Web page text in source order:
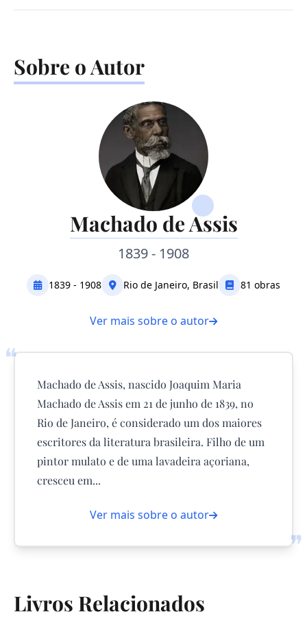
Sobre o Autor
Machado de Assis
1839 - 1908
1839 - 1908 Rio de Janeiro, Brasil 81 obras
Ver mais sobre o autor
❝
❞
Machado de Assis, nascido Joaquim Maria
Machado de Assis em 21 de junho de 1839, no
Rio de Janeiro, é considerado um dos maiores
escritores da literatura brasileira. Filho de um
pintor mulato e de uma lavadeira açoriana,
cresceu em...
Ver mais sobre o autor
Livros Relacionados